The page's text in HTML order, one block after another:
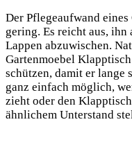
Der Pflegeaufwand
gering. Es reicht aus,
Lappen abzuwischen.
Gartenmoebel
schützen, damit er lange
ganz einfach möglich,
zieht oder den
ähnlichem Unterstand